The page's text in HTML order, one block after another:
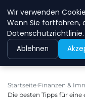
NEW
Startseite Finanzen &
Die besten Tipps für
Wir verwenden
Wenn Sie fortfahren,
Datenschutzrichtlinie.
Ablehnen